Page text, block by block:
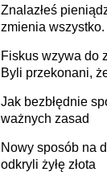
Znalazłeś
zmienia
Fiskus wzywa do
Byli przekonani,
Jak bezbłędnie
ważnych zasad
Nowy sposób na
odkryli żyłę złota